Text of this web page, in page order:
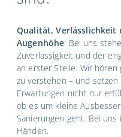
Qualität, Verlässlichkeit
Augenhöhe: Bei uns
Zuverlässigkeit und der
an erster Stelle. Wir hören
zu verstehen – und
Erwartungen nicht nur
ob es um kleine
Sanierungen geht: Bei
Händen.